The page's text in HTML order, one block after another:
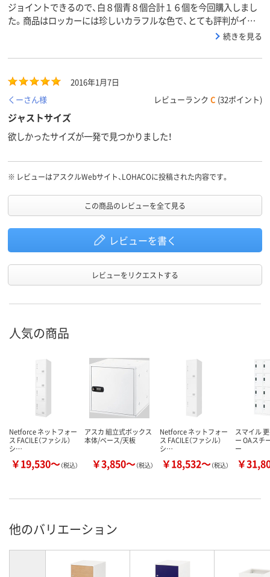
ジョイントできるので、白８個青８個合計１６個を今回購入しまし
た。商品はロッカーには珍しいカラフルな色で、とても評判がイイ
です。ただ、持ち手が無いのが不便です。鍵を刺していないと開けづ
から付いていたらなお嬉しかったです。
続きを見る
2016年1月7日
くーさん様
レビューランク C (32ポイント)
ジャストサイズ
欲しかったサイズが一発で見つかりました！
※ レビューはアスクルWebサイト、LOHACOに投稿された内容です。
この商品のレビューを全て見る
レビューを書く
レビューをリクエストする
人気の商品
Netforce ネットフォー
ス FACILE（ファシル）
シ…
￥19,530～（税込）
アスカ 組立式ボックス
本体/ベース/天板
￥3,850～（税込）
Netforce ネットフォー
ス FACILE（ファシル）
シ…
￥18,532～（税込）
スマイル
ー OAスチ
ー
￥
他のバリエーション